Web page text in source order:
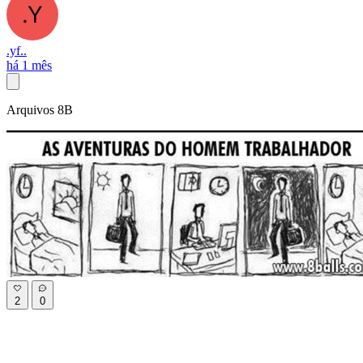
.yf..
há 1 mês
Arquivos 8B
2 0